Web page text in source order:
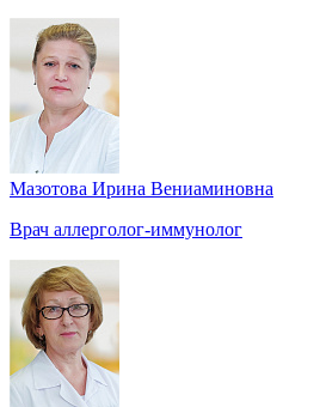
Мазотова Ирина Вениаминовна
Врач аллерголог-иммунолог